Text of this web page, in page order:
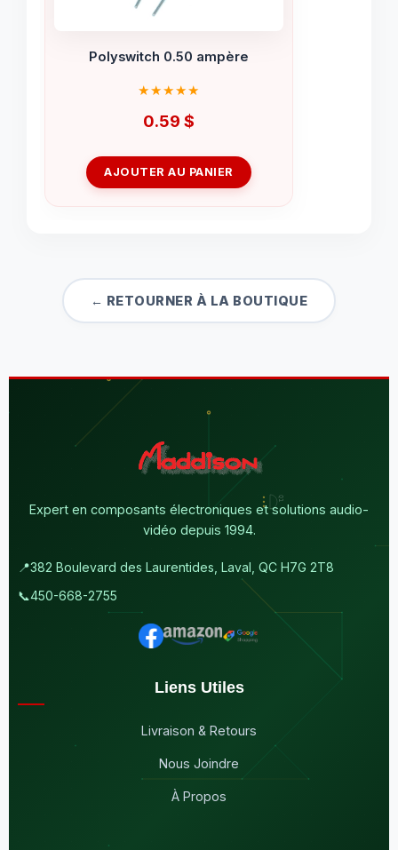
Polyswitch 0.50 ampère
0.59 $
AJOUTER AU PANIER
← RETOURNER À LA BOUTIQUE
Expert en composants électroniques et solutions audio-
vidéo depuis 1994.
📍382 Boulevard des Laurentides, Laval, QC H7G 2T8
📞450-668-2755
Liens Utiles
Livraison & Retours
Nous Joindre
À Propos